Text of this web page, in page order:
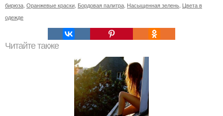
бирюза Оранжевые краски Бордовая палитра Насыщенная зелень Цвета в
одежде
Читайте также